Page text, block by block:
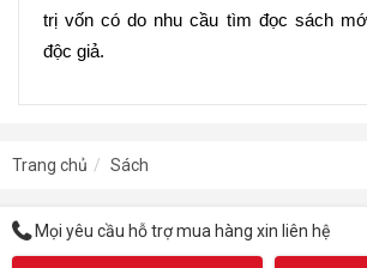
trị vốn có do nhu cầu tìm đọc sách
độc giả.
Trang chủ Sách
Mọi yêu cầu hỗ trợ mua hàng xin liên hệ